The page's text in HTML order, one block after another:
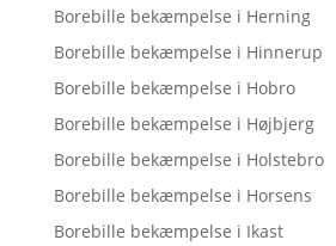
Borebille bekæmpelse i Herning
Borebille bekæmpelse i Hinnerup
Borebille bekæmpelse i Hobro
Borebille bekæmpelse i Højbjerg
Borebille bekæmpelse i Holstebro
Borebille bekæmpelse i Horsens
Borebille bekæmpelse i Ikast